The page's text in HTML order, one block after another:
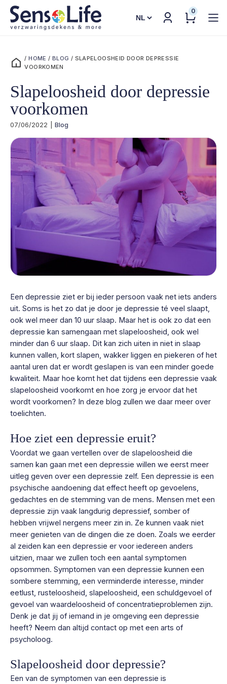
Kies
0
/HOME / BLOG / SLAPELOOSHEID DOOR DEPRESSIE
VOORKOMEN
Slapeloosheid door depressie
voorkomen
07/06/2022 Blog
Een depressie ziet er bij ieder persoon vaak net iets anders
uit. Soms is het zo dat je door je depressie té veel slaapt,
ook wel meer dan 10 uur slaap. Maar het is ook zo dat een
depressie kan samengaan met slapeloosheid, ook wel
minder dan 6 uur slaap. Dit kan zich uiten in niet in slaap
kunnen vallen, kort slapen, wakker liggen en piekeren of het
aantal uren dat er wordt geslapen is van een minder goede
kwaliteit. Maar hoe komt het dat tijdens een depressie vaak
slapeloosheid voorkomt en hoe zorg je ervoor dat het
wordt voorkomen? In deze blog zullen we daar meer over
toelichten.
Hoe ziet een depressie eruit?
Voordat we gaan vertellen over de slapeloosheid die
samen kan gaan met een depressie willen we eerst meer
uitleg geven over een depressie zelf. Een depressie is een
psychische aandoening dat effect heeft op gevoelens,
gedachtes en de stemming van de mens. Mensen met een
depressie zijn vaak langdurig depressief, somber of
hebben vrijwel nergens meer zin in. Ze kunnen vaak niet
meer genieten van de dingen die ze doen. Zoals we eerder
al zeiden kan een depressie er voor iedereen anders
uitzien, maar we zullen toch een aantal symptomen
opsommen. Symptomen van een depressie kunnen een
sombere stemming, een verminderde interesse, minder
eetlust, rusteloosheid, slapeloosheid, een schuldgevoel of
gevoel van waardeloosheid of concentratieproblemen zijn.
Denk je dat jij of iemand in je omgeving een depressie
heeft? Neem dan altijd contact op met een arts of
psycholoog.
Slapeloosheid door depressie?
Een van de symptomen van een depressie is